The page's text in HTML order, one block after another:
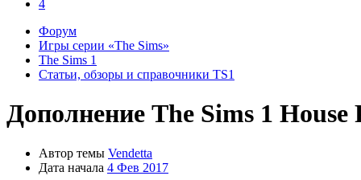
4
Форум
Игры серии «The Sims»
The Sims 1
Статьи, обзоры и справочники TS1
Дополнение The Sims 1 House
Автор темы Vendetta
Дата начала 4 Фев 2017